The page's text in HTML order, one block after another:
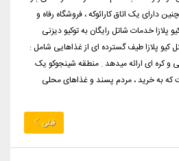
دارای یک اتاق کارائوکه ، فروشگاه رفاه و
خدمات شاتل رایگان به توکیو دیزنی
کیو پلازا طیف گسترده ای از غذاهایی شامل :
و کره ای ارائه میدهد . منطقه شینجوکو یک
که به خرید ، مردم پسند و غذاهای محلی
قبلی